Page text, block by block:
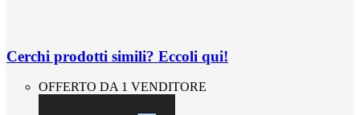
Cerchi prodotti simili? Eccoli qui!
OFFERTO DA 1 VENDITORE